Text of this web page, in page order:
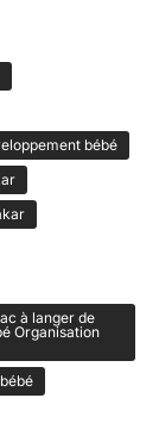
bébé
à langer de
Organisation